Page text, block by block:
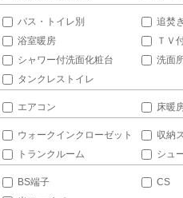
バス・トイレ別
追焚
浴室暖房
ＴＶ
シャワー付洗面化粧台
洗面
タンクレストイレ
エアコン 床暖
ウォークインクローゼット
収納
トランクルーム
シュ
BS端子
CS